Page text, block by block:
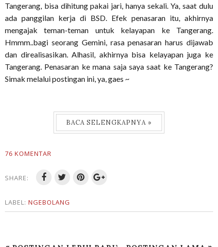
Tangerang, bisa dihitung pakai jari, hanya sekali. Ya, saat dulu
ada panggilan kerja di BSD. Efek penasaran itu, akhirnya
mengajak teman-teman untuk kelayapan ke Tangerang.
Hmmm..bagi seorang Gemini, rasa penasaran harus dijawab
dan direalisasikan. Alhasil, akhirnya bisa kelayapan juga ke
Tangerang. Penasaran ke mana saja saya saat ke Tangerang?
Simak melalui postingan ini, ya, gaes ~
BACA SELENGKAPNYA »
76 KOMENTAR
SHARE:
LABEL: NGEBOLANG